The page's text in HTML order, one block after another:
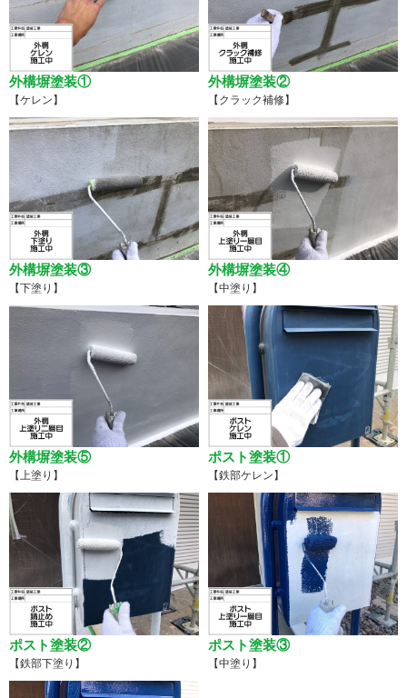
外構塀塗装①
【ケレン】
外構塀塗装②
【クラック補修】
外構塀塗装③
【下塗り】
外構塀塗装④
【中塗り】
外構塀塗装⑤
【上塗り】
ポスト塗装①
【鉄部ケレン】
ポスト塗装②
【鉄部下塗り】
ポスト塗装③
【中塗り】